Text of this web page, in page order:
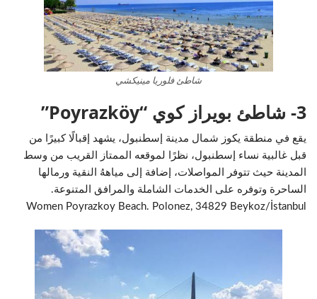
شاطئ فلوريا مينيكشي
3- شاطئ بويراز كوي “Poyrazköy”
يقع في منطقة يكوز شمال مدينة إسطنبول، يشهد إقبالًا كبيرًا من
قبل غالبية نساء إسطنبول، نظرًا لموقعه الممتاز القريب من وسط
المدينة حيث تتوفر المواصلات، إضافة إلى مياههُ النقية ورمالها
الساحرة وتوفره على الخدمات الشاملة والمرافق المتنوعة.
Women Poyrazkoy Beach. Polonez, 34829 Beykoz/İstanbul